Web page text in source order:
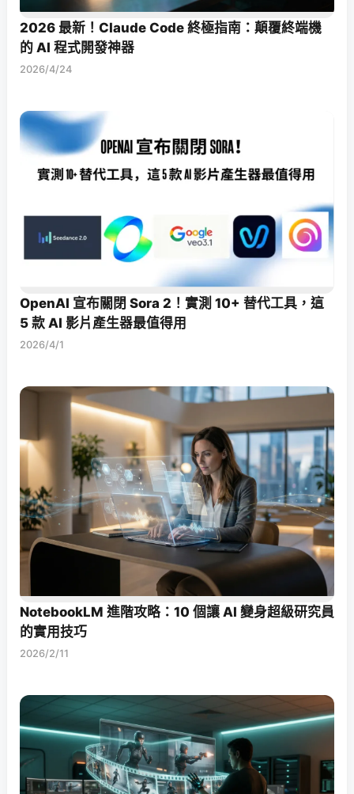
2026 最新！Claude Code 終極指南：顛覆終端機
的 AI 程式開發神器
2026/4/24
OpenAI 宣布關閉 Sora 2！實測 10+ 替代工具，這
5 款 AI 影片產生器最值得用
2026/4/1
NotebookLM 進階攻略：10 個讓 AI 變身超級研究員
的實用技巧
2026/2/11